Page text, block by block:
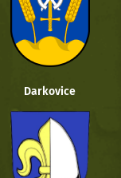
Darkovice